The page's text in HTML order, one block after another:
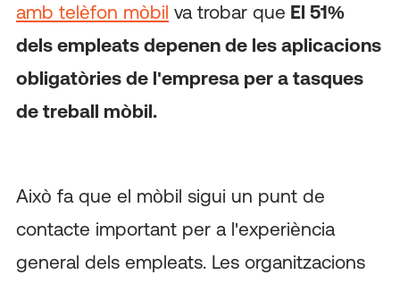
amb telèfon mòbil va trobar que El 51%
dels empleats depenen de les aplicacions
obligatòries de l'empresa per a tasques
de treball mòbil.
Això fa que el mòbil sigui un punt de
contacte important per a l'experiència
general dels empleats. Les organitzacions